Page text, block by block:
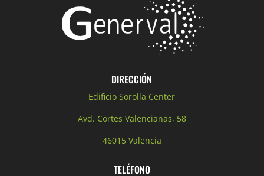
DIRECCIÓN
Edificio Sorolla Center
Avd. Cortes Valencianas, 58
46015 Valencia
TELÉFONO